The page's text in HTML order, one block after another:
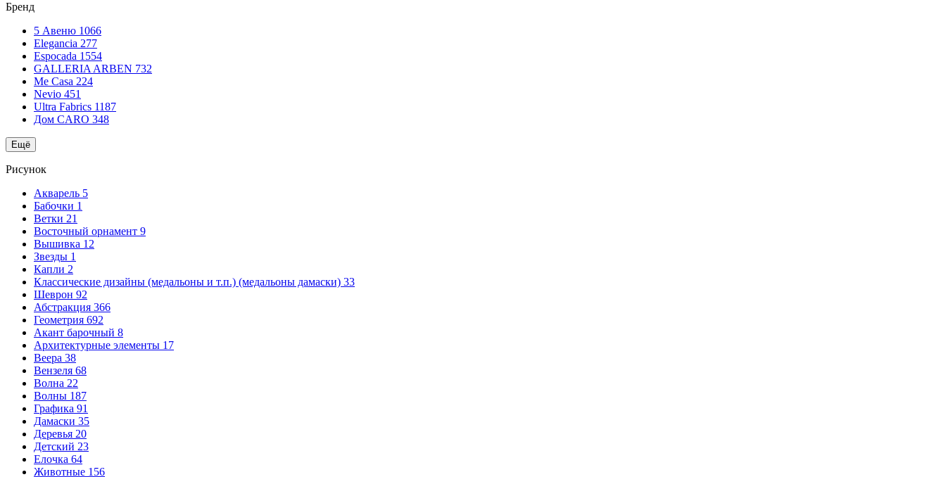
Бренд
5 Авеню 1066
Elegancia 277
Espocada 1554
GALLERIA ARBEN 732
Me Casa 224
Nevio 451
Ultra Fabrics 1187
Дом CARO 348
Ещё
Рисунок
Акварель 5
Бабочки 1
Ветки 21
Восточный орнамент 9
Вышивка 12
Звезды 1
Капли 2
Классические дизайны (медальоны и т.п.) (медальоны дамаски) 33
Шеврон 92
Абстракция 366
Геометрия 692
Акант барочный 8
Архитектурные элементы 17
Веера 38
Вензеля 68
Волна 22
Волны 187
Графика 91
Дамаски 35
Деревья 20
Детский 23
Елочка 64
Животные 156